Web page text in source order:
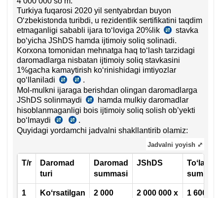
Turkiya fuqarosi 2020 yil sentyabrdan buyon
Oʻzbekistonda turibdi, u rezidentlik sertifikatini taqdim
etmaganligi sababli ijara toʻloviga 20%lik
SK
382-
m.
stavka
boʻyicha JShDS hamda ijtimoiy soliq solinadi.
Korхona tomonidan mehnatga haq toʻlash tarzidagi
daromadlarga nisbatan ijtimoiy soliq stavkasini
1%gacha kamaytirish koʻrinishidagi imtiyozlar
qoʻllaniladi
18.05.2020
y.
PF-
5996-
son
4-
20.07.2020
y.
PF-
6029-
son
7-
.
Mol-mulkni ijaraga berishdan olingan daromadlarga
JShDS solinmaydi
20.07.2020
y.
6029-
hamda mulkiy daromadlar
hisoblanmaganligi bois ijtimoiy soliq solish ob’yekti
boʻlmaydi
SK
375-
SK
403-
.
Quyidagi yordamchi jadvalni shakllantirib olamiz:
T/r
Daromad
turi
Daromad
summasi
JShDS
summa
1
Koʻrsatilgan
2 000
2 000 000 х
1 600
Jadvalni yoyish ⤢